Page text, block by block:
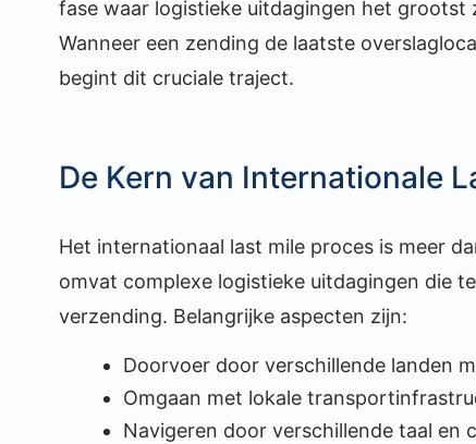
fase waar logistieke uitdagingen het
Wanneer een zending de laatste
begint dit cruciale traject.
De Kern van Internationale
Het internationaal last mile proces is meer
omvat complexe logistieke uitdagingen die
verzending. Belangrijke aspecten zijn:
Doorvoer door verschillende landen
Omgaan met lokale
Navigeren door verschillende taal en